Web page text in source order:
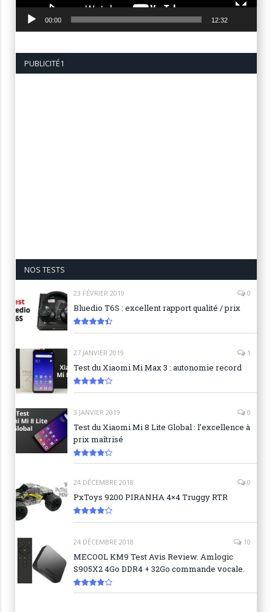
00:00 12:32
PUBLICITÉ1
NOS TESTS
23 FÉVRIER 2019 0
Bluedio T6S : excellent rapport qualité / prix
8.9
27 JANVIER 2019 1
Test du Xiaomi Mi Max 3 : autonomie record
8.3
3 JANVIER 2019 0
Test du Xiaomi Mi 8 Lite Global : l’excellence à
prix maîtrisé
24 DÉCEMBRE 2018 0
PxToys 9200 PIRANHA 4×4 Truggy RTR
8.1
24 DÉCEMBRE 2018 10
MECOOL KM9 Test Avis Review. Amlogic
S905X2 4Go DDR4 + 32Go commande vocale.